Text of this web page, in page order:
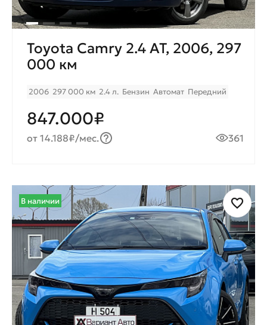
Toyota Camry 2.4 AT, 2006, 297
000 км
2006 297 000 км 2.4 л. Бензин Автомат Передний
847.000₽
от 14.188₽/мес. 361
В наличии